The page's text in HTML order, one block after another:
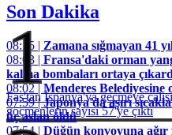
Son Dakika
08:15 | Zamana sığmayan 41
08:03 | Fransa'daki orman
kalma bombaları ortaya
08:02 |Menderes Belediyesine
07:59 |Japonya'da aşırı
üç aslan öldü
07:54 | Düğün konvoyuna
1
Fas'tan İspanya'ya geçmeye
göçmenlerin sayısı 57'ye çıktı